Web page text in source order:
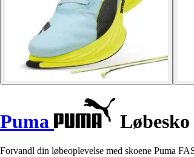
Puma
Forvandl din løbeoplevelse med skoene Puma